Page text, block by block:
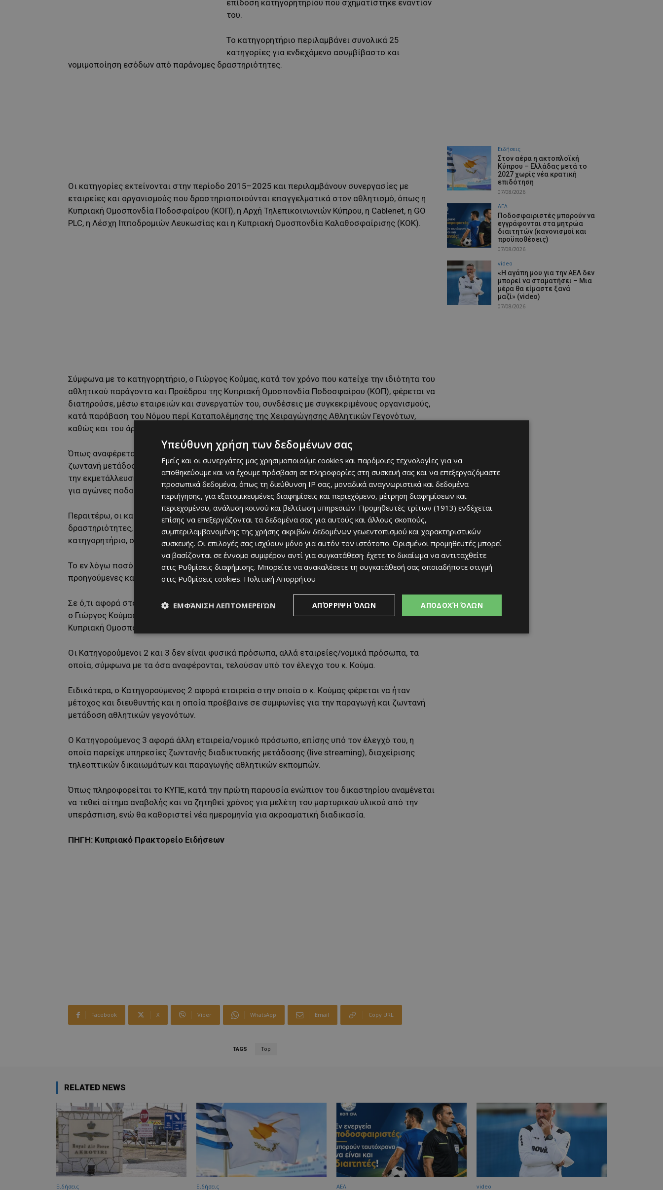
επίδοση κατηγορητηρίου που σχηματίστηκε εναντίον
του.
Το κατηγορητήριο περιλαμβάνει συνολικά 25
κατηγορίες για ενδεχόμενο ασυμβίβαστο και
νομιμοποίηση εσόδων από παράνομες δραστηριότητες.
Οι κατηγορίες εκτείνονται στην περίοδο 2015–2025 και περιλαμβάνουν συνεργασίες με
εταιρείες και οργανισμούς που δραστηριοποιούνται επαγγελματικά στον αθλητισμό, όπως η
Κυπριακή Ομοσπονδία Ποδοσφαίρου (ΚΟΠ), η Αρχή Τηλεπικοινωνιών Κύπρου, η Cablenet, η GO
PLC, η Λέσχη Ιπποδρομιών Λευκωσίας και η Κυπριακή Ομοσπονδία Καλαθοσφαίρισης (ΚΟΚ).
Σύμφωνα με το κατηγορητήριο, ο Γιώργος Κούμας, κατά τον χρόνο που κατείχε την ιδιότητα του
αθλητικού παράγοντα και Προέδρου της Κυπριακή Ομοσπονδία Ποδοσφαίρου (ΚΟΠ), φέρεται να
διατηρούσε, μέσω εταιρειών και συνεργατών του, συνδέσεις με συγκεκριμένους οργανισμούς,
κατά παράβαση του Νόμου περί Καταπολέμησης της Χειραγώγησης Αθλητικών Γεγονότων,
καθώς και του άρθρου 20 του Ποινικού Κώδικα.
Όπως αναφέρεται, οι επίδικες ενέργειες περιλάμβαναν, μεταξύ άλλων, την παραγωγή και
ζωντανή μετάδοση αθλητικών γεγονότων, τη διαχείριση τηλεοπτικών δικαιωμάτων, καθώς και
την εκμετάλλευση δικαιωμάτων διαδικτύου και κινητής τηλεφωνίας (internet και mobile rights)
για αγώνες ποδοσφαίρου, καλαθοσφαίρισης και ιπποδρομιών.
Περαιτέρω, οι κατηγορίες 24 και 25 αφορούν αδικήματα νομιμοποίησης εσόδων από παράνομες
δραστηριότητες, με το συνολικό ύψος των επίμαχων ποσών να ανέρχεται, σύμφωνα με το
κατηγορητήριο, σε περίπου 6,5 εκατομμύρια ευρώ.
Το εν λόγω ποσό φέρεται να προκύπτει από τις δραστηριότητες που περιγράφονται στις
προηγούμενες κατηγορίες.
Σε ό,τι αφορά στους κατηγορούμενους, σύμφωνα με το κατηγορητήριο, Κατηγορούμενος 1 είναι
ο Γιώργος Κούμας, ο οποίος διετέλεσε Αναπληρωτής Πρόεδρος και ακολούθως Πρόεδρος της
Κυπριακή Ομοσπονδία Ποδοσφαίρου (ΚΟΠ).
Οι Κατηγορούμενοι 2 και 3 δεν είναι φυσικά πρόσωπα, αλλά εταιρείες/νομικά πρόσωπα, τα
οποία, σύμφωνα με τα όσα αναφέρονται, τελούσαν υπό τον έλεγχο του κ. Κούμα.
Ειδικότερα, ο Κατηγορούμενος 2 αφορά εταιρεία στην οποία ο κ. Κούμας φέρεται να ήταν
μέτοχος και διευθυντής και η οποία προέβαινε σε συμφωνίες για την παραγωγή και ζωντανή
μετάδοση αθλητικών γεγονότων.
Ο Κατηγορούμενος 3 αφορά άλλη εταιρεία/νομικό πρόσωπο, επίσης υπό τον έλεγχό του, η
οποία παρείχε υπηρεσίες ζωντανής διαδικτυακής μετάδοσης (live streaming), διαχείρισης
τηλεοπτικών δικαιωμάτων και παραγωγής αθλητικών εκπομπών.
Όπως πληροφορείται το ΚΥΠΕ, κατά την πρώτη παρουσία ενώπιον του δικαστηρίου αναμένεται
να τεθεί αίτημα αναβολής και να ζητηθεί χρόνος για μελέτη του μαρτυρικού υλικού από την
υπεράσπιση, ενώ θα καθοριστεί νέα ημερομηνία για ακροαματική διαδικασία.
ΠΗΓΗ: Κυπριακό Πρακτορείο Ειδήσεων
Facebook X Viber WhatsApp Email Copy URL
TAGS Top
Ειδήσεις
Στον αέρα η ακτοπλοϊκή
Κύπρου – Ελλάδας μετά το
2027 χωρίς νέα κρατική
επιδότηση
07/08/2026
ΑΕΛ
Ποδοσφαιριστές μπορούν να
εγγράφονται στα μητρώα
διαιτητών (κανονισμοί και
προϋποθέσεις)
07/08/2026
video
«Η αγάπη μου για την ΑΕΛ δεν
μπορεί να σταματήσει – Μια
μέρα θα είμαστε ξανά
μαζί» (video)
07/08/2026
RELATED NEWS
Ειδήσεις Ειδήσεις ΑΕΛ video
Υπεύθυνη χρήση των δεδομένων σας
Εμείς και οι συνεργάτες μας χρησιμοποιούμε cookies και παρόμοιες τεχνολογίες για να
αποθηκεύουμε και να έχουμε πρόσβαση σε πληροφορίες στη συσκευή σας και να επεξεργαζόμαστε
προσωπικά δεδομένα, όπως τη διεύθυνση IP σας, μοναδικά αναγνωριστικά και δεδομένα
περιήγησης, για εξατομικευμένες διαφημίσεις και περιεχόμενο, μέτρηση διαφημίσεων και
περιεχομένου, ανάλυση κοινού και βελτίωση υπηρεσιών. Προμηθευτές τρίτων (1913) ενδέχεται
επίσης να επεξεργάζονται τα δεδομένα σας για αυτούς και άλλους σκοπούς,
συμπεριλαμβανομένης της χρήσης ακριβών δεδομένων γεωεντοπισμού και χαρακτηριστικών
συσκευής. Οι επιλογές σας ισχύουν μόνο για αυτόν τον ιστότοπο. Ορισμένοι προμηθευτές μπορεί
να βασίζονται σε έννομο συμφέρον αντί για συγκατάθεση· έχετε το δικαίωμα να αντιταχθείτε
στις Ρυθμίσεις διαφήμισης. Μπορείτε να ανακαλέσετε τη συγκατάθεσή σας οποιαδήποτε στιγμή
στις Ρυθμίσεις cookies. Πολιτική Απορρήτου
ΑΠΟΔΟΧΉ ΌΛΩΝ
ΑΠΌΡΡΙΨΗ ΌΛΩΝ
ΕΜΦΆΝΙΣΗ ΛΕΠΤΟΜΕΡΕΙΏΝ